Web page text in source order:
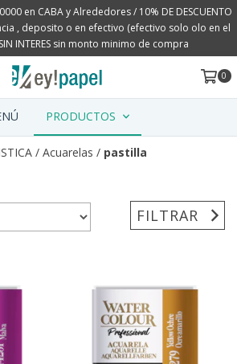
en CABA y Alrededores / 10% DE DESCUENTO
, deposito o en efectivo (efectivo solo olo en el
INTERES sin monto minimo de compra
0
PRODUCTOS
/ Acuarelas / pastilla
FILTRAR